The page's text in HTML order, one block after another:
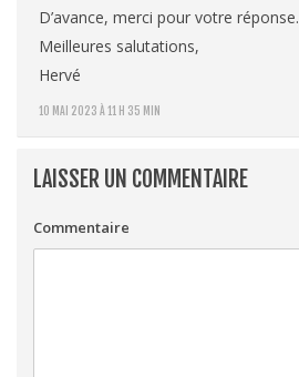
10 MAI 2023 À 11 H 35 MIN
D’avance, merci pour votre réponse.
Meilleures salutations,
Hervé
LAISSER UN COMMENTAIRE
Commentaire